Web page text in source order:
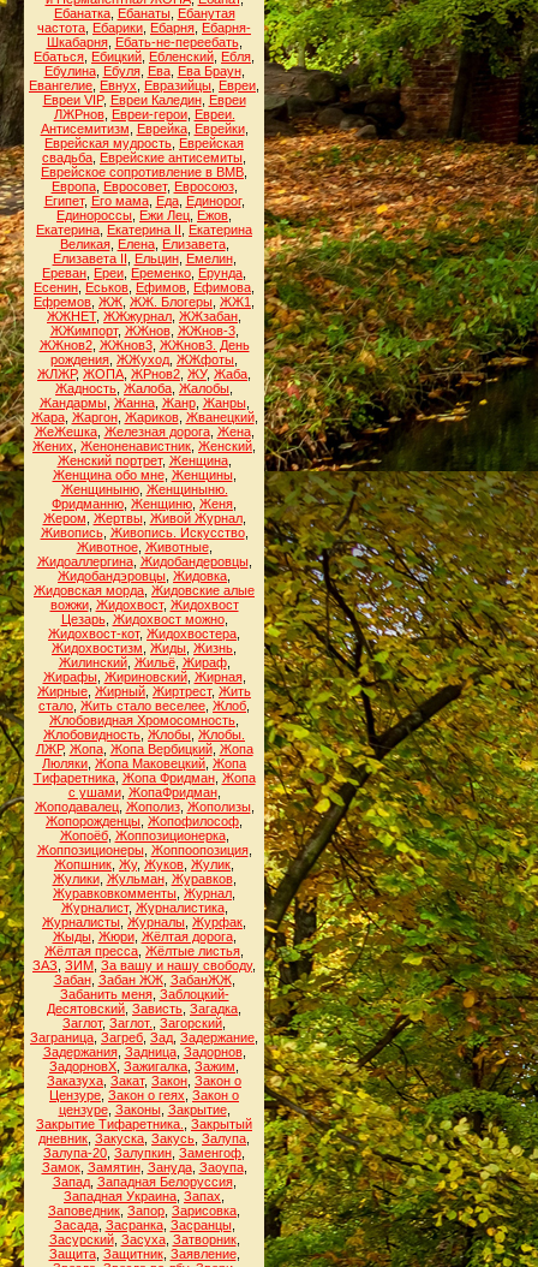
Ебанатка, Ебанаты, Ебанутая
частота Ебарики Ебарня Ебарня-
Шкабарня, Ебать-не-переебать,
Ебаться Ебицкий Ебленский Ебля
Ебулина, Ебуля, Ева, Ева Браун,
Евангелие Евнух Евразийцы Евреи
Евреи VIP, Евреи Каледин, Евреи
ЛЖРнов, Евреи-герои, Евреи.
Антисемитизм
Еврейка, Еврейки,
Еврейская мудрость Еврейская
свадьба Еврейские антисемиты
Еврейское сопротивление в ВМВ
Европа, Евросовет, Евросоюз,
Египет, Его мама, Еда, Единорог,
Единороссы Ежи Лец Ежов
Екатерина Екатерина II
Екатерина
Великая, Елена, Елизавета,
Елизавета II
Ельцин, Емелин,
Ереван Ереи Еременко Ерунда
Есенин Еськов Ефимов Ефимова
Ефремов ЖЖ ЖЖ. Блогеры ЖЖ1
ЖЖНЕТ, ЖЖжурнал ЖЖзабан
ЖЖимпорт, ЖЖнов, ЖЖнов-3,
ЖЖнов2, ЖЖнов3, ЖЖнов3. День
рождения ЖЖуход ЖЖфоты
ЖЛЖР, ЖОПА ЖРнов2 ЖУ, Жаба
Жадность Жалоба Жалобы
Жандармы, Жанна, Жанр, Жанры,
Жара, Жаргон, Жариков, Жванецкий,
ЖеЖешка, Железная дорога, Жена,
Жених Женоненавистник Женский
Женский портрет, Женщина,
Женщина обо мне, Женщины,
Женщиныню, Женщиныню.
Фридманню Женщиню Женя
Жером Жертвы, Живой Журнал,
Живопись, Живопись. Искусство,
Животное, Животные,
Жидоаллергина, Жидобандеровцы,
Жидобандэровцы Жидовка
Жидовская морда Жидовские алые
вожжи, Жидохвост, Жидохвост
Цезарь, Жидохвост можно,
Жидохвост-кот, Жидохвостера
Жидохвостизм Жиды Жизнь
Жилинский, Жильё, Жираф,
Жирафы, Жириновский, Жирная,
Жирные Жирный Жиртрест, Жить
стало Жить стало веселее Жлоб
Жлобовидная Хромосомность
Жлобовидность Жлобы Жлобы.
ЛЖР, Жопа, Жопа Вербицкий, Жопа
Люляки Жопа Маковецкий Жопа
Тифаретника, Жопа Фридман, Жопа
с ушами, ЖопаФридман,
Жоподавалец, Жополиз, Жополизы,
Жопорожденцы Жопофилософ
Жопоёб, Жоппозиционерка,
Жоппозиционеры, Жоппоопозиция,
Жопшник Жу, Жуков Жулик
Жулики, Жульман, Журавков,
Журавковкомменты Журнал
Журналист, Журналистика,
Журналисты Журналы Журфак
Жыды, Жюри, Жёлтая дорога,
Жёлтая пресса Жёлтые листья
ЗАЗ ЗИМ За вашу и нашу свободу,
Забан, Забан ЖЖ, ЗабанЖЖ,
Забанить меня, Заблоцкий-
Десятовский Зависть Загадка
Заглот, Заглот. Загорский
Заграница Загреб Зад Задержание
Задержания, Задница, Задорнов,
ЗадорновХ Зажигалка Зажим
Заказуха Закат, Закон Закон о
Цензуре Закон о геях Закон о
цензуре, Законы, Закрытие,
Закрытие Тифаретника.
Закрытый
дневник Закуска Закусь Залупа
Залупа-20 Залупкин Заменгоф
Замок, Замятин, Зануда, Заоупа,
Запад, Западная Белоруссия,
Западная Украина Запах
Заповедник Запор Зарисовка
Засада, Засранка, Засранцы,
Засурский, Засуха, Затворник,
Защита, Защитник, Заявление,